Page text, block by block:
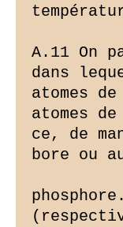
A.11 On
dans
atomes
atomes
ce, de
bore ou